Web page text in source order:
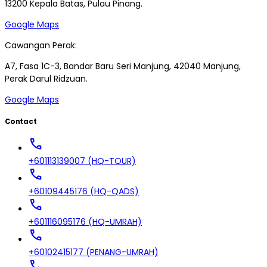
13200 Kepala Batas, Pulau Pinang.
Google Maps
Cawangan Perak:
A7, Fasa 1C-3, Bandar Baru Seri Manjung, 42040 Manjung,
Perak Darul Ridzuan.
Google Maps
Contact
call
+601113139007 (HQ-TOUR)
call
+60109445176 (HQ-QADS)
call
+601116095176 (HQ-UMRAH)
call
+60102415177 (PENANG-UMRAH)